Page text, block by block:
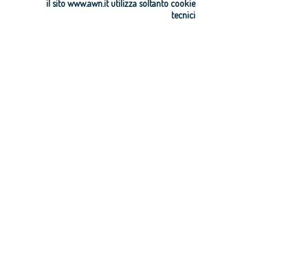
il sito www.awn.it utilizza soltanto cookie
tecnici